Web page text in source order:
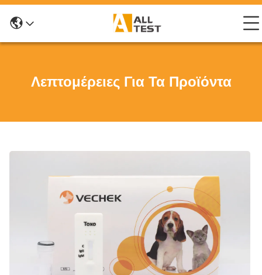
Λεπτομέρειες Για Τα Προϊόντα